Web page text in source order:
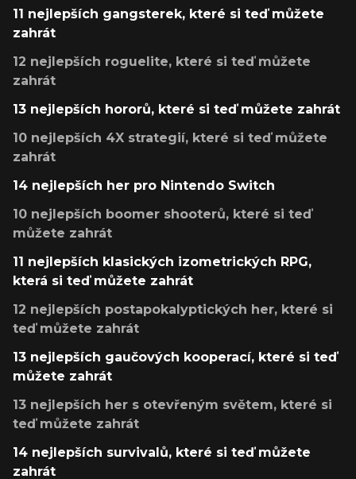
11 nejlepších gangsterek, které si teď můžete
zahrát
12 nejlepších roguelite, které si teď můžete
zahrát
13 nejlepších hororů, které si teď můžete zahrát
10 nejlepších 4X strategií, které si teď můžete
zahrát
14 nejlepších her pro Nintendo Switch
10 nejlepších boomer shooterů, které si teď
můžete zahrát
11 nejlepších klasických izometrických RPG,
která si teď můžete zahrát
12 nejlepších postapokalyptických her, které si
teď můžete zahrát
13 nejlepších gaučových kooperací, které si teď
můžete zahrát
13 nejlepších her s otevřeným světem, které si
teď můžete zahrát
14 nejlepších survivalů, které si teď můžete
zahrát